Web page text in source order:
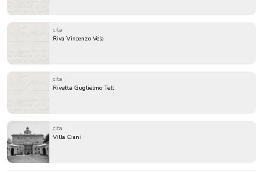
cita
Riva Vincenzo Vela
cita
Rivetta Guglielmo Tell
cita
Villa Ciani